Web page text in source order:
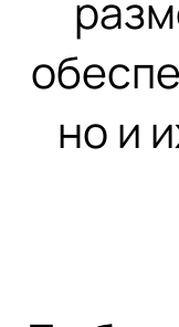
но и